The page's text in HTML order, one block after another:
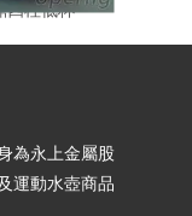
四柱低杯
為永上金屬股
運動水壺商品